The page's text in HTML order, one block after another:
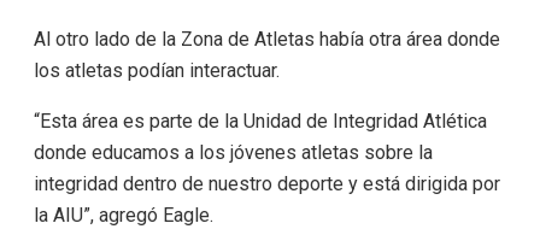
Al otro lado de la Zona de Atletas había otra área donde
los atletas podían interactuar.
“Esta área es parte de la Unidad de Integridad Atlética
donde educamos a los jóvenes atletas sobre la
integridad dentro de nuestro deporte y está dirigida por
la AIU”, agregó Eagle.